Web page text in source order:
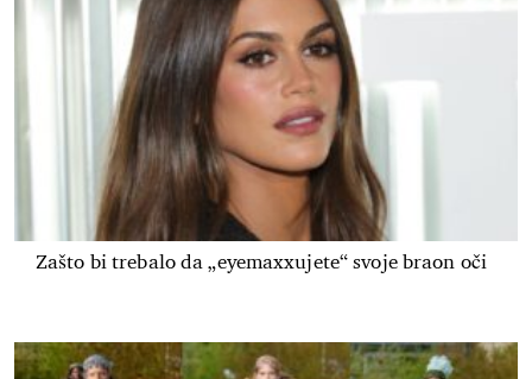
Zašto bi trebalo da „eyemaxxujete“ svoje braon oči